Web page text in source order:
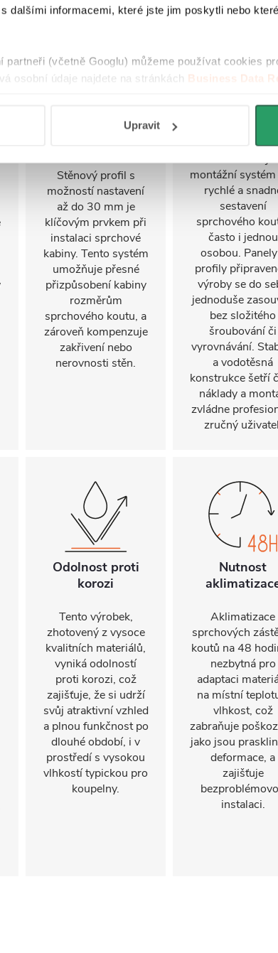
dalšími informacemi, které jste jim poskytli nebo
partneři (včetně Googlu) můžeme používat cookies
osobní údaje najdete na stránkách Business Data
Upravit
Nastavitelný
Stěnový profil s
možností nastavení
až do 30 mm je
klíčovým prvkem při
instalaci sprchové
kabiny. Tento systém
umožňuje přesné
přizpůsobení kabiny
rozměrům
sprchového koutu, a
zároveň kompenzuje
zakřivení nebo
nerovnosti stěn.
FastInstall je
montážní
rychlé a
sestavení
sprchového
často i jednou
osobou.
profily
výroby se do
jednoduše
bez složitého
šroubování či
vyrovnávání.
a vodotěsná
konstrukce šetří
náklady a
zvládne
zručný
Odolnost proti
korozi
Tento výrobek,
zhotovený z vysoce
kvalitních materiálů,
vyniká odolností
proti korozi, což
zajišťuje, že si udrží
svůj atraktivní vzhled
a plnou funkčnost po
dlouhé období, i v
prostředí s vysokou
vlhkostí typickou pro
koupelny.
Nutnost
Aklimatizace
sprchových
koutů na 48
nezbytná pro
adaptaci
na místní
vlhkost, což
zabraňuje
jako jsou
deformace, a
zajišťuje
instalaci.